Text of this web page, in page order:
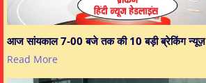
आज सांयकाल 7-00 बजे तक की 10 बड़ी ब्रेकिंग न्यूज़
Read More